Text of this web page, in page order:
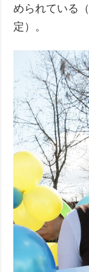
められている
定）。